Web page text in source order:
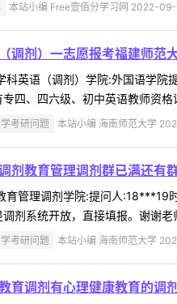
本站小编 Free壹佰分学习网 2022-
调剂）一志愿报考福建师范
科英语（调剂）学院:外国语学
四、四六级、初中英语教师资
考研问题 本站小编 海南师范大学
剂教育管理调剂群已满还有
育管理调剂学院:提问人:18***19
调剂系统开放，直接填报。谢谢
考研问题 本站小编 海南师范大学
育调剂有心理健康教育的调